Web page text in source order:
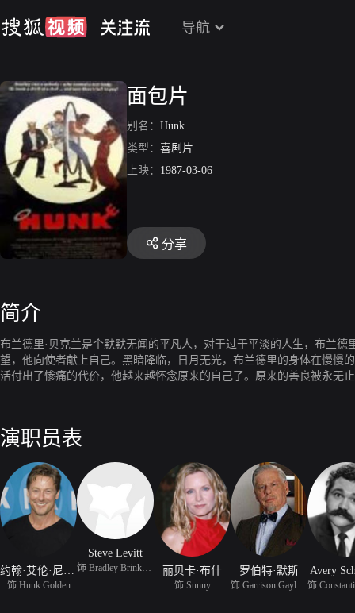
导航
面包片
别名： Hunk
类型： 喜剧片
上映： 1987-03-06
分享
简介
布兰德里·贝克兰是个默默无闻的平凡人，对于过于平淡的人生，布兰
望，他向使者献上自己。黑暗降临，日月无光，布兰德里的身体在慢慢
活付出了惨痛的代价，他越来越怀念原来的自己了。原来的善良被永
演职员表
饰 Hunk Golden
Steve Levitt
饰 Bradley Brinkman 丽贝卡·布什
饰 Sunny
罗伯特·默斯 Avery